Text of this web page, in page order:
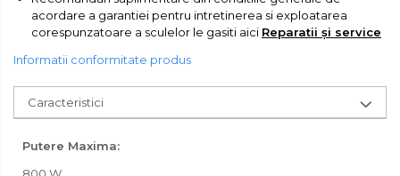
Chei
Scari
Echipamente de Lucru &
Multidetector
acordare a garantiei pentru intretinerea si exploatarea
corespunzatoare a sculelor le gasiti aici Reparatii și service
Informatii conformitate produs
Caracteristici
Putere Maxima:
800 W